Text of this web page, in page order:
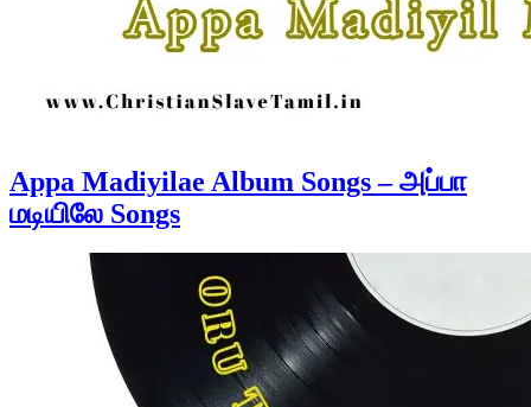
Appa Madiyilae Album Songs – அப்பா
மடியிலே Songs